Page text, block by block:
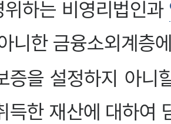
하는 비영리법인과
니한 금융소외계층
증을 설정하지 아니
득한 재산에 대하여